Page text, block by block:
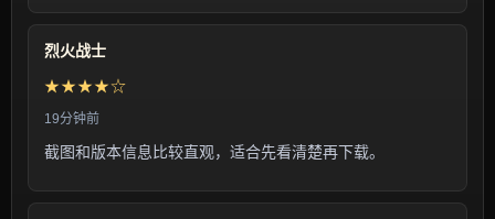
烈火战士
★★★★☆
19分钟前
截图和版本信息比较直观，适合先看清楚再下载。